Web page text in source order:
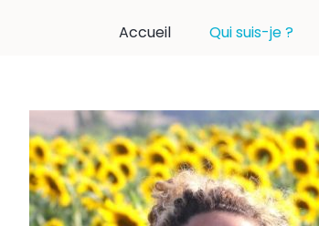
Accueil Qui suis-je ?